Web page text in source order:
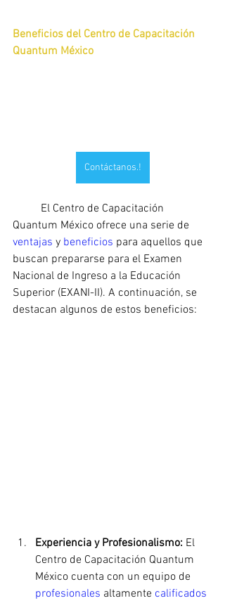
Beneficios del Centro de Capacitación
Quantum México
Contáctanos.!
Quantum México ofrece una serie de
ventajas y beneficios para aquellos que
buscan prepararse para el Examen
Nacional de Ingreso a la Educación
Superior (EXANI-II). A continuación, se
destacan algunos de estos beneficios:
Experiencia y Profesionalismo: El
Centro de Capacitación Quantum
México cuenta con un equipo de
profesionales altamente calificados